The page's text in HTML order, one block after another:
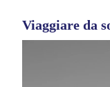
Viaggiare da